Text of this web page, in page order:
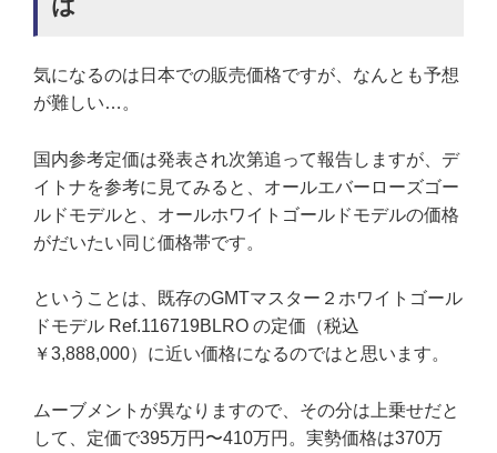
気になるのは日本での販売価格ですが、なんとも予想
が難しい…。
国内参考定価は発表され次第追って報告しますが、デ
イトナを参考に見てみると、オールエバーローズゴー
ルドモデルと、オールホワイトゴールドモデルの価格
がだいたい同じ価格帯です。
ということは、既存のGMTマスター２ホワイトゴール
ドモデル Ref.116719BLRO の定価（税込
￥3,888,000）に近い価格になるのではと思います。
ムーブメントが異なりますので、その分は上乗せだと
して、定価で395万円〜410万円。実勢価格は370万